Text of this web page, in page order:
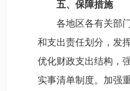
五、保障措施
各地区各有关部
和支出责任划分，发
优化财政支出结构，
实事清单制度。加强